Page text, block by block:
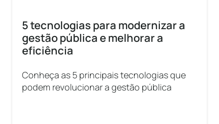
5 tecnologias para modernizar a
gestão pública e melhorar a
eficiência
Conheça as 5 principais tecnologias que
podem revolucionar a gestão pública